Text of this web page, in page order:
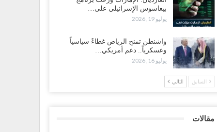
تصعيد غير مسبوق ولأول مرة.. عمرو البيض يهاجم
الثقة معدومة والقوات الجنوبية ستتحرك إذا استمر
3, 2026
تصاعد الخلافات داخل “الرئاسي”.. أعضاء المجلس ينقلبون
العليمي ويلغون قراراته ويضغطون لإقالة مدير…
وغياب الغاز يفاقمان مأساة الأهالي بعدن.. مدينة تغرق
بيغاسوس الإسرائيلي على…
يوليو 19, 2026
واشنطن تمنح الرياض غطاءً سياسياً
وعسكرياً.. دعم أمريكي…
يوليو 16, 2026
السابق التالي
مقالات